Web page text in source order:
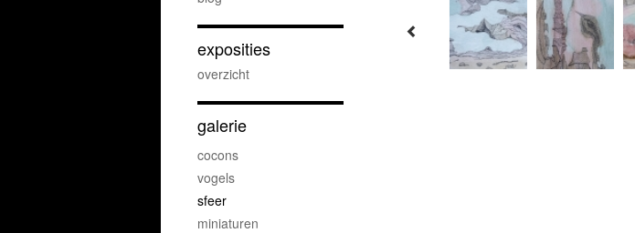
exposities
overzicht
galerie
cocons
vogels
sfeer
miniaturen